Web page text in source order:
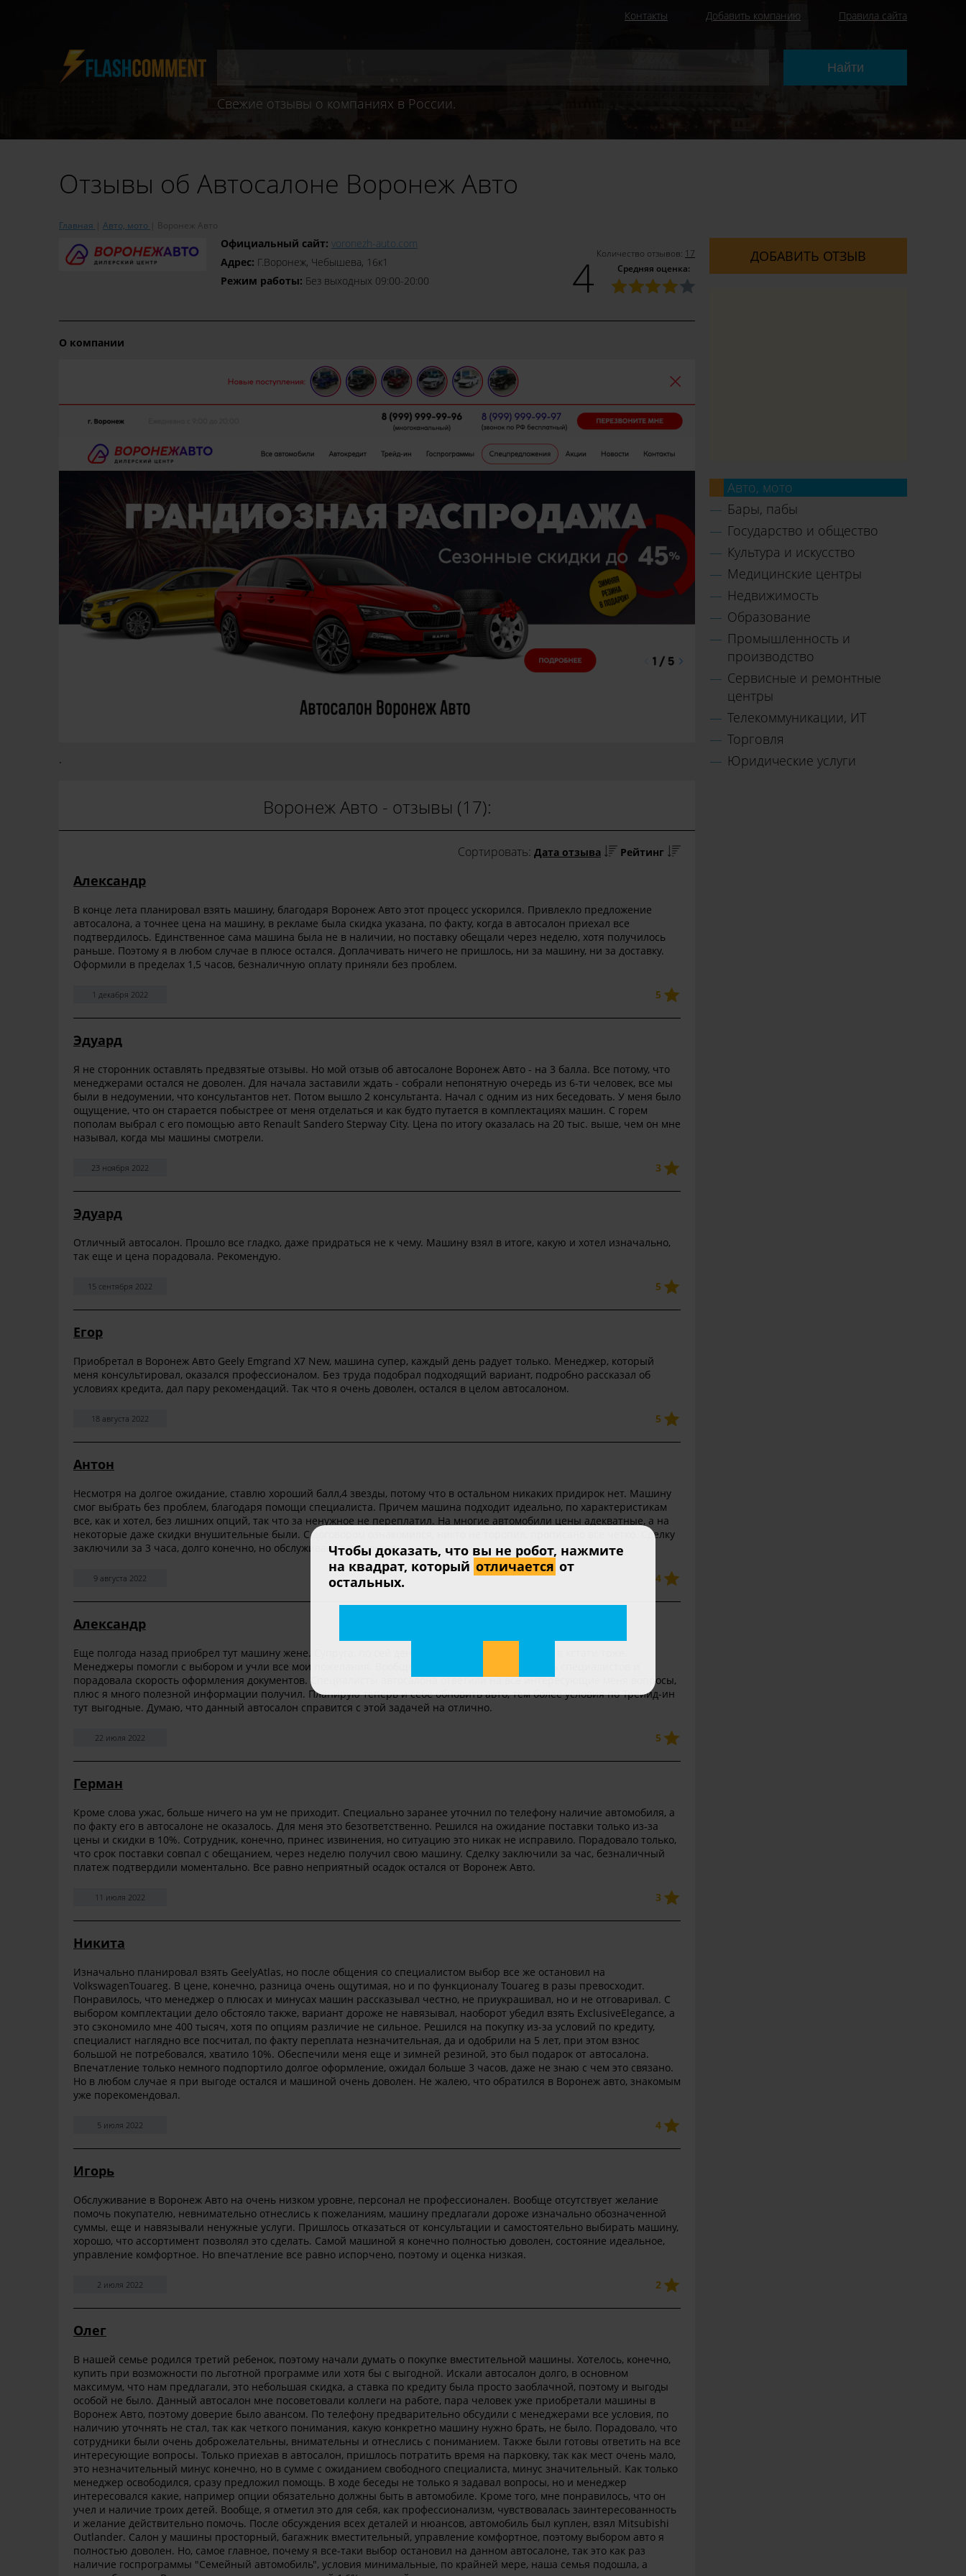
Контакты Добавить компанию Правила сайта
Свежие отзывы о компаниях в России.
Отзывы об Автосалоне Воронеж Авто
Главная Авто, мото Воронеж Авто
Количество отзывов: 17
Средняя оценка:
4
Официальный сайт: voronezh-auto.com
Адрес: Г.Воронеж, Чебышева, 16к1
Режим работы: Без выходных 09:00-20:00
О компании
.
Воронеж Авто - отзывы (17):
Сортировать: Дата отзыва Рейтинг
Александр
В конце лета планировал взять машину, благодаря Воронеж Авто этот процесс ускорился. Привлекло предложение
автосалона, а точнее цена на машину, в рекламе была скидка указана, по факту, когда в автосалон приехал все
подтвердилось. Единственное сама машина была не в наличии, но поставку обещали через неделю, хотя получилось
раньше. Поэтому я в любом случае в плюсе остался. Доплачивать ничего не пришлось, ни за машину, ни за доставку.
Оформили в пределах 1,5 часов, безналичную оплату приняли без проблем.
1 декабря 2022 5
Эдуард
Я не сторонник оставлять предвзятые отзывы. Но мой отзыв об автосалоне Воронеж Авто - на 3 балла. Все потому, что
менеджерами остался не доволен. Для начала заставили ждать - собрали непонятную очередь из 6-ти человек, все мы
были в недоумении, что консультантов нет. Потом вышло 2 консультанта. Начал с одним из них беседовать. У меня было
ощущение, что он старается побыстрее от меня отделаться и как будто путается в комплектациях машин. С горем
пополам выбрал с его помощью авто Renault Sandero Stepway City. Цена по итогу оказалась на 20 тыс. выше, чем он мне
называл, когда мы машины смотрели.
23 ноября 2022 3
Эдуард
Отличный автосалон. Прошло все гладко, даже придраться не к чему. Машину взял в итоге, какую и хотел изначально,
так еще и цена порадовала. Рекомендую.
15 сентября 2022 5
Егор
Приобретал в Воронеж Авто Geely Emgrand X7 New, машина супер, каждый день радует только. Менеджер, который
меня консультировал, оказался профессионалом. Без труда подобрал подходящий вариант, подробно рассказал об
условиях кредита, дал пару рекомендаций. Так что я очень доволен, остался в целом автосалоном.
18 августа 2022 5
Антон
Несмотря на долгое ожидание, ставлю хороший балл,4 звезды, потому что в остальном никаких придирок нет. Машину
смог выбрать без проблем, благодаря помощи специалиста. Причем машина подходит идеально, по характеристикам
все, как и хотел, без лишних опций, так что за ненужное не переплатил. На многие автомобили цены адекватные, а на
некоторые даже скидки внушительные были. С договором ознакомился, никто не торопил, прописано все четко. Сделку
заключили за 3 часа, долго конечно, но обслуживание вежливое.
9 августа 2022 4
Александр
Еще полгода назад приобрел тут машину жене. Супруга, по сей день, очень довольна машиной, я кстати тоже.
Менеджеры помогли с выбором и учли все мои пожелания. Вообще меня поразила грамотность специалистов и
порадовала скорость оформления документов. Специалисты автосалона ответили на все интересующие меня вопросы,
плюс я много полезной информации получил. Планирую теперь и себе обновить авто, тем более условия по Трейид-ин
тут выгодные. Думаю, что данный автосалон справится с этой задачей на отлично.
22 июля 2022 5
Герман
Кроме слова ужас, больше ничего на ум не приходит. Специально заранее уточнил по телефону наличие автомобиля, а
по факту его в автосалоне не оказалось. Для меня это безответственно. Решился на ожидание поставки только из-за
цены и скидки в 10%. Сотрудник, конечно, принес извинения, но ситуацию это никак не исправило. Порадовало только,
что срок поставки совпал с обещанием, через неделю получил свою машину. Сделку заключили за час, безналичный
платеж подтвердили моментально. Все равно неприятный осадок остался от Воронеж Авто.
11 июля 2022 3
Никита
Изначально планировал взять GeelyAtlas, но после общения со специалистом выбор все же остановил на
VolkswagenTouareg. В цене, конечно, разница очень ощутимая, но и по функционалу Touareg в разы превосходит.
Понравилось, что менеджер о плюсах и минусах машин рассказывал честно, не приукрашивал, но и не отговаривал. С
выбором комплектации дело обстояло также, вариант дороже не навязывал, наоборот убедил взять ExclusiveElegance, а
это сэкономило мне 400 тысяч, хотя по опциям различие не сильное. Решился на покупку из-за условий по кредиту,
специалист наглядно все посчитал, по факту переплата незначительная, да и одобрили на 5 лет, при этом взнос
большой не потребовался, хватило 10%. Обеспечили меня еще и зимней резиной, это был подарок от автосалона.
Впечатление только немного подпортило долгое оформление, ожидал больше 3 часов, даже не знаю с чем это связано.
Но в любом случае я при выгоде остался и машиной очень доволен. Не жалею, что обратился в Воронеж авто, знакомым
уже порекомендовал.
5 июля 2022 4
Игорь
Обслуживание в Воронеж Авто на очень низком уровне, персонал не профессионален. Вообще отсутствует желание
помочь покупателю, невнимательно отнеслись к пожеланиям, машину предлагали дороже изначально обозначенной
суммы, еще и навязывали ненужные услуги. Пришлось отказаться от консультации и самостоятельно выбирать машину,
хорошо, что ассортимент позволял это сделать. Самой машиной я конечно полностью доволен, состояние идеальное,
управление комфортное. Но впечатление все равно испорчено, поэтому и оценка низкая.
2 июля 2022 2
Олег
В нашей семье родился третий ребенок, поэтому начали думать о покупке вместительной машины. Хотелось, конечно,
купить при возможности по льготной программе или хотя бы с выгодной. Искали автосалон долго, в основном
максимум, что нам предлагали, это небольшая скидка, а ставка по кредиту была просто заоблачной, поэтому и выгоды
особой не было. Данный автосалон мне посоветовали коллеги на работе, пара человек уже приобретали машины в
Воронеж Авто, поэтому доверие было авансом. По телефону предварительно обсудили с менеджерами все условия, по
наличию уточнять не стал, так как четкого понимания, какую конкретно машину нужно брать, не было. Порадовало, что
сотрудники были очень доброжелательны, внимательны и отнеслись с пониманием. Также были готовы ответить на все
интересующие вопросы. Только приехав в автосалон, пришлось потратить время на парковку, так как мест очень мало,
это незначительный минус конечно, но в сумме с ожиданием свободного специалиста, минус значительный. Как только
менеджер освободился, сразу предложил помощь. В ходе беседы не только я задавал вопросы, но и менеджер
интересовался какие, например опции обязательно должны быть в автомобиле. Кроме того, мне понравилось, что он
учел и наличие троих детей. Вообще, я отметил это для себя, как профессионализм, чувствовалась заинтересованность
и желание действительно помочь. После обсуждения всех деталей и нюансов, автомобиль был куплен, взял Mitsubishi
Outlander. Салон у машины просторный, багажник вместительный, управление комфортное, поэтому выбором авто я
полностью доволен. Но, самое главное, почему я все-таки выбор остановил на данном автосалоне, так это как раз
наличие госпрограммы "Семейный автомобиль", условия минимальные, по крайней мере, наша семья подошла, а
ДОБАВИТЬ ОТЗЫВ
Авто, мото
Бары, пабы
Государство и общество
Культура и искусство
Медицинские центры
Недвижимость
Образование
Промышленность и
производство
Сервисные и ремонтные
центры
Телекоммуникации, ИТ
Торговля
Юридические услуги
Чтобы доказать, что вы не робот, нажмите
на квадрат, который отличается от
остальных.